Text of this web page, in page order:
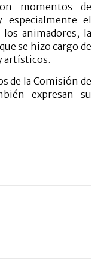
momentos de
especialmente el
animadores, la
se hizo cargo de
artísticos.
de la Comisión de
expresan su